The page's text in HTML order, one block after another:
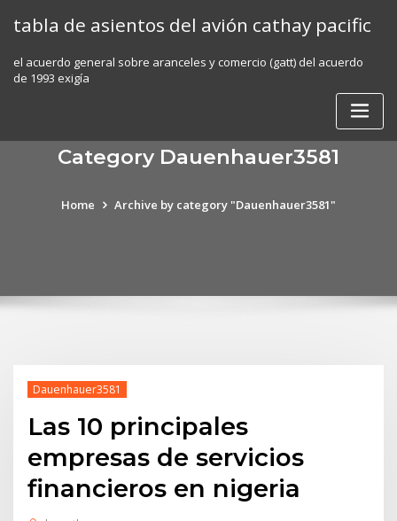
tabla de asientos del avión cathay pacific
el acuerdo general sobre aranceles y comercio (gatt) del acuerdo
de 1993 exigía
Category Dauenhauer3581
Home Archive by category "Dauenhauer3581"
Dauenhauer3581
Las 10 principales
empresas de servicios
financieros en nigeria